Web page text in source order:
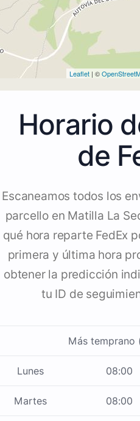
Leaflet | ©
Horario
de
Escaneamos todos los
parcello en Matilla La
qué hora reparte FedEx
primera y última hora
obtener la predicción
tu ID de
Más temprano
Lunes 08:00
Martes 08:00